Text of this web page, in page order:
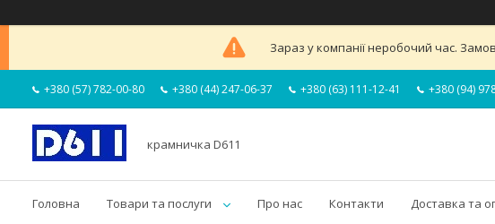
Зараз у компанії неробочий час.
+380 (57) 782-00-80 +380 (44) 247-06-37 +380 (63) 111-12-41 +380 (94)
крамничка D611
Головна Товари та послуги Про нас Контакти Доставка та